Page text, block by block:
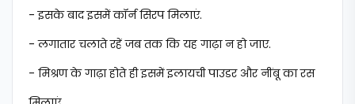
- इसके बाद इसमें कॉर्न सिरप मिलाएं.
- लगातार चलाते रहें जब तक कि यह गाढ़ा न हो जाए.
- मिश्रण के गाढ़ा होते ही इसमें इलायची पाउडर और नींबू का रस